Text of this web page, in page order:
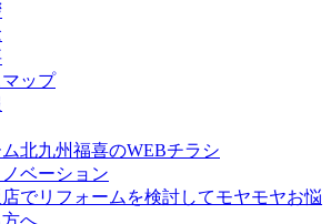
ップ
北九州福喜のWEBチラシ
ベーション
でリフォームを検討してモヤモヤお悩
へ